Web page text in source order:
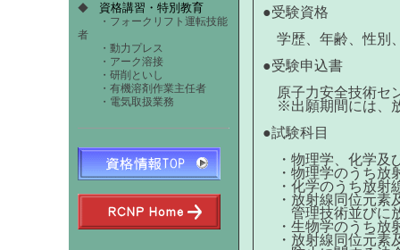
◆ 資格講習・特別教育
・フォークリフト運転技能
者
・動力プレス
・アーク溶接
・研削といし
・有機溶剤作業主任者
・電気取扱業務
●受験資格
学歴、年齢、性別
●受験申込書
原子力安全技術セ
※出願期間には、
●試験科目
・物理学、化学及
・物理学のうち放
・化学のうち放射
・放射線同位元素
管理技術並びに放
・生物学のうち放
・放射線同位元素